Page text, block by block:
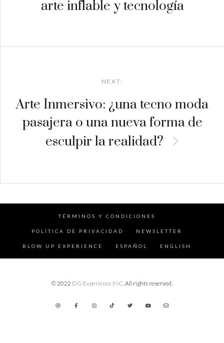
arte inflable y tecnología
NEXT:
Arte Inmersivo: ¿una tecno moda
pasajera o una nueva forma de
esculpir la realidad?
TÉRMINOS Y CONDICIONES
POLÍTICA DE PRIVACIDAD NEWSLETTER
BLOW UP EXPERIENCE ESPAÑOL ENGLISH
© 2022 DG Experience INC. All rights reserved.